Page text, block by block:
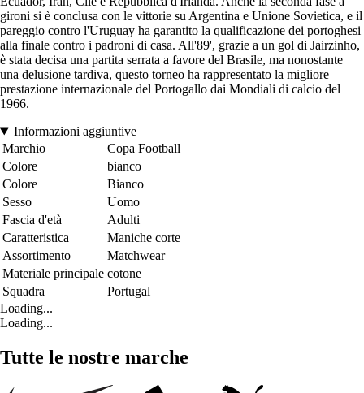
gironi si è conclusa con le vittorie su Argentina e Unione Sovietica, e il
pareggio contro l'Uruguay ha garantito la qualificazione dei portoghesi
alla finale contro i padroni di casa. All'89', grazie a un gol di Jairzinho,
è stata decisa una partita serrata a favore del Brasile, ma nonostante
una delusione tardiva, questo torneo ha rappresentato la migliore
prestazione internazionale del Portogallo dai Mondiali di calcio del
1966.
Informazioni aggiuntive
Marchio
Copa Football
Colore
bianco
Colore
Bianco
Sesso
Uomo
Fascia d'età
Adulti
Caratteristica
Maniche corte
Assortimento
Matchwear
Materiale principale cotone
Squadra
Portugal
Loading...
Loading...
Tutte le nostre marche